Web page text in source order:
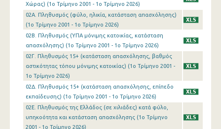
4o Τρίμηνο 2017
3o Τρίμηνο 2017
2o Τρίμηνο 2017
1o Τρίμηνο 2017
4o Τρίμηνο 2016
3o Τρίμηνο 2016
2o Τρίμηνο 2016
Χώρας) (1o Τρίμηνο 2001 - 1o Τρίμηνο 2026)
02Α. Πληθυσμός (φύλο, ηλικία, κατάσταση απασχόλησης)
(1o Τρίμηνο 2001 - 1o Τρίμηνο 2026)
02Β. Πληθυσμός (ΥΠΑ μόνιμης κατοικίας, κατάσταση
απασχόλησης) (1o Τρίμηνο 2001 - 1o Τρίμηνο 2026)
02Γ. Πληθυσμός 15+ (κατάσταση απασχόλησης, βαθμός
αστικότητας τόπου μόνιμης κατοικίας) (1o Τρίμηνο 2001 -
1o Τρίμηνο 2026)
02Δ. Πληθυσμός 15+ (κατάσταση απασχόλησης, επίπεδο
εκπαίδευσης) (1o Τρίμηνο 2001 - 1o Τρίμηνο 2026)
02Ε. Πληθυσμός της Ελλάδος (σε χιλιάδες) κατά φύλο,
υπηκοότητα και κατάσταση απασχόλησης (1o Τρίμηνο
2001 - 1o Τρίμηνο 2026)